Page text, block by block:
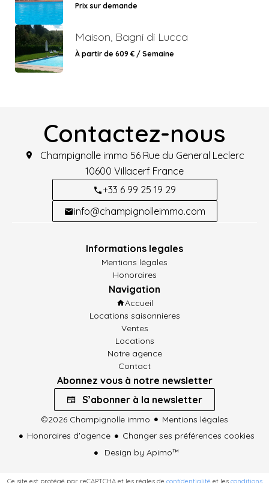
Prix sur demande
Maison, Bagni di Lucca
À partir de 609 € / Semaine
Contactez-nous
Champignolle immo 56 Rue du General Leclerc
10600 Villacerf France
+33 6 99 25 19 29
info@champignolleimmo.com
Informations legales
Mentions légales
Honoraires
Navigation
Accueil
Locations saisonnieres
Ventes
Locations
Notre agence
Contact
Abonnez vous à notre newsletter
S’abonner à la newsletter
©2026 Champignolle immo
Mentions légales
Honoraires d'agence
Changer ses préférences cookies
Design by Apimo™